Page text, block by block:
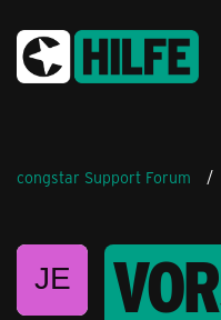
congstar Support Forum